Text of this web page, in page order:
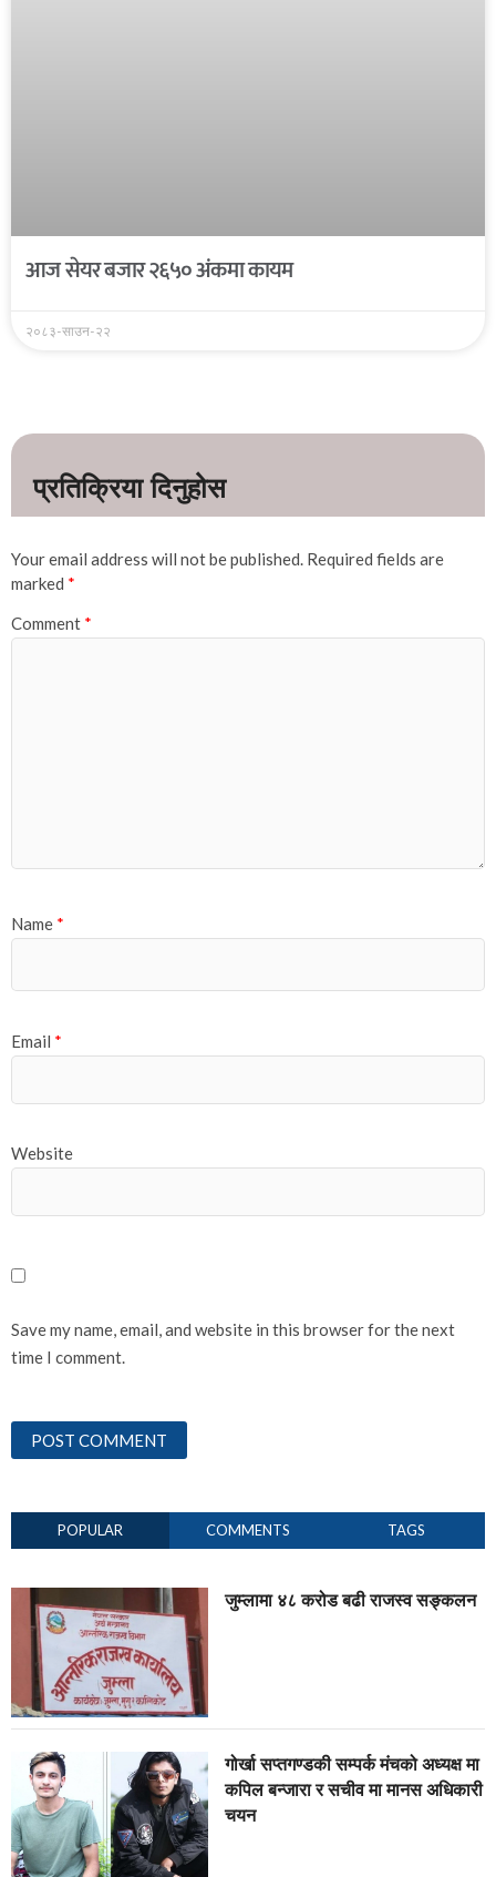
आज सेयर बजार २६५० अंकमा कायम
२०८३-साउन-२२
Your email address will not be published. Required fields are
marked *
Comment *
Name *
Email *
Website
Save my name, email, and website in this browser for the next
time I comment.
POPULAR COMMENTS TAGS
जुम्लामा ४८ करोड बढी राजस्व सङ्कलन
गोर्खा सप्तगण्डकी सम्पर्क मंचको अध्यक्ष मा
कपिल बन्जारा र सचीव मा मानस अधिकारी
चयन